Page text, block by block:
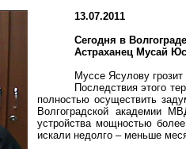
13.07.2011
Сегодня в
Астраханец Мусай
Муссе Ясулову
Последствия этого
полностью осуществить
Волгоградской академии
устройства мощностью более
искали недолго – меньше